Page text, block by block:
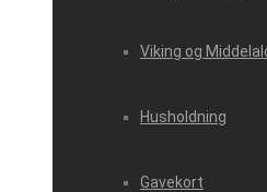
Viking og
Husholdning
Gavekort